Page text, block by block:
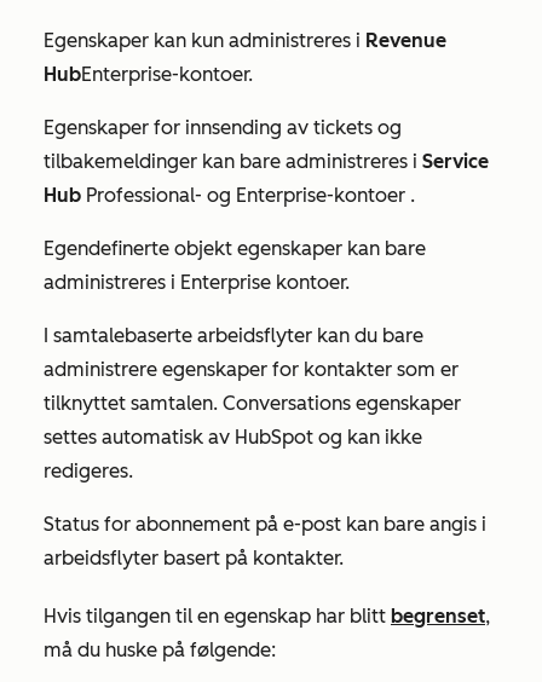
Egenskaper kan kun administreres i Revenue
HubEnterprise-kontoer.
Egenskaper for innsending av tickets og
tilbakemeldinger kan bare administreres i Service
Hub Professional- og Enterprise-kontoer .
Egendefinerte objekt egenskaper kan bare
administreres i Enterprise kontoer.
I samtalebaserte arbeidsflyter kan du bare
administrere egenskaper for kontakter som er
tilknyttet samtalen. Conversations egenskaper
settes automatisk av HubSpot og kan ikke
redigeres.
Status for abonnement på e-post kan bare angis i
arbeidsflyter basert på kontakter.
Hvis tilgangen til en egenskap har blitt begrenset,
må du huske på følgende: